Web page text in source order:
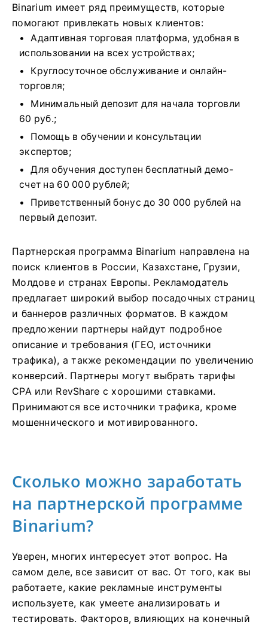
Binarium имеет ряд преимуществ, которые
помогают привлекать новых клиентов:
Адаптивная торговая платформа, удобная в
использовании на всех устройствах;
Круглосуточное обслуживание и онлайн-
торговля;
Минимальный депозит для начала торговли
60 руб.;
Помощь в обучении и консультации
экспертов;
Для обучения доступен бесплатный демо-
счет на 60 000 рублей;
Приветственный бонус до 30 000 рублей на
первый депозит.
Партнерская программа Binarium направлена ​​на
поиск клиентов в России, Казахстане, Грузии,
Молдове и странах Европы. Рекламодатель
предлагает широкий выбор посадочных страниц
и баннеров различных форматов. В каждом
предложении партнеры найдут подробное
описание и требования (ГЕО, источники
трафика), а также рекомендации по увеличению
конверсий. Партнеры могут выбрать тарифы
CPA или RevShare с хорошими ставками.
Принимаются все источники трафика, кроме
мошеннического и мотивированного.
Сколько можно заработать
на партнерской программе
Binarium?
Уверен, многих интересует этот вопрос. На
самом деле, все зависит от вас. От того, как вы
работаете, какие рекламные инструменты
используете, как умеете анализировать и
тестировать. Факторов, влияющих на конечный